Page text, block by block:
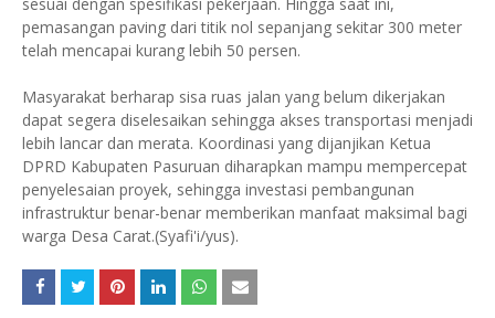
pemasangan paving dari titik nol sepanjang sekitar 300 meter
telah mencapai kurang lebih 50 persen.
Masyarakat berharap sisa ruas jalan yang belum dikerjakan
dapat segera diselesaikan sehingga akses transportasi menjadi
lebih lancar dan merata. Koordinasi yang dijanjikan Ketua
DPRD Kabupaten Pasuruan diharapkan mampu mempercepat
penyelesaian proyek, sehingga investasi pembangunan
infrastruktur benar-benar memberikan manfaat maksimal bagi
warga Desa Carat.(Syafi'i/yus).